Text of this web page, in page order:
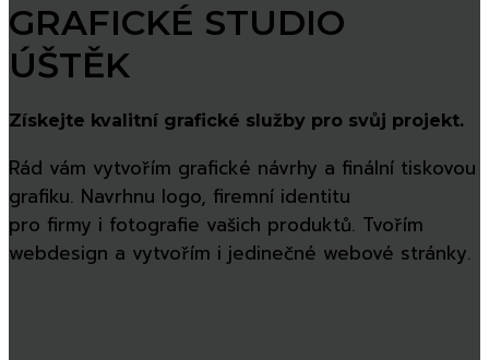
GRAFICKÉ STUDIO
ÚŠTĚK
Získejte kvalitní grafické služby pro svůj projekt.
Rád vám vytvořím grafické návrhy a finální tiskovou
grafiku. Navrhnu logo, firemní identitu
pro firmy i fotografie vašich produktů. Tvořím
webdesign a vytvořím i jedinečné webové stránky.